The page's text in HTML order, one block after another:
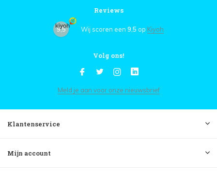
Reviews
9,5 Wij scoren een 9,5 op Kiyoh
Volg ons!
Meld je aan voor onze nieuwsbrief
Klantenservice
Mijn account